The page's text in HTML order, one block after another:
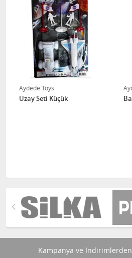
Aydede Toys
Uzay Seti Küçük
Kampanya ve